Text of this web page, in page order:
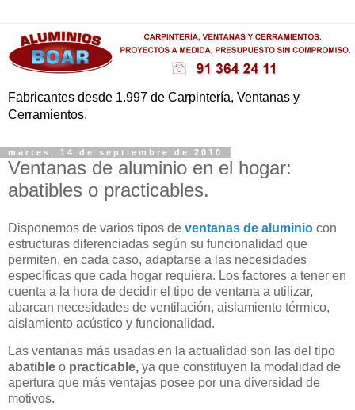
Fabricantes desde 1.997 de Carpintería, Ventanas y
Cerramientos.
martes, 14 de septiembre de 2010
Ventanas de aluminio en el hogar:
abatibles o practicables.
Disponemos de varios tipos de ventanas de aluminio con
estructuras diferenciadas según su funcionalidad que
permiten, en cada caso, adaptarse a las necesidades
específicas que cada hogar requiera. Los factores a tener en
cuenta a la hora de decidir el tipo de ventana a utilizar,
abarcan necesidades de ventilación, aislamiento térmico,
aislamiento acústico y funcionalidad.
Las ventanas más usadas en la actualidad son las del tipo
abatible o practicable, ya que constituyen la modalidad de
apertura que más ventajas posee por una diversidad de
motivos.